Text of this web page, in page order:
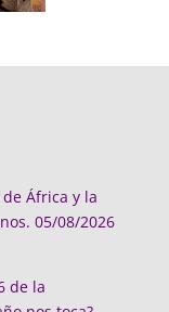
África y la
05/08/2026
de la